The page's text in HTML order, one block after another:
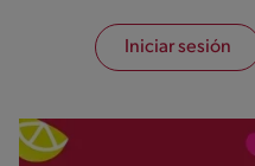
Iniciar sesión